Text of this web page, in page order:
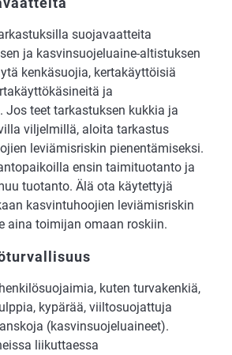
suojavaatteita
ja kasvinsuojeluaine-altistuksen
kenkäsuojia, kertakäyttöisiä
ja
Jos teet tarkastuksen kukkia ja
viljelmillä, aloita tarkastus
leviämisriskin pienentämiseksi.
ensin taimituotanto ja
tuotanto. Älä ota käytettyjä
kasvintuhoojien leviämisriskin
aina toimijan omaan roskiin.
kuten turvakenkiä,
kypärää, viiltosuojattuja
(kasvinsuojeluaineet).
liikuttaessa